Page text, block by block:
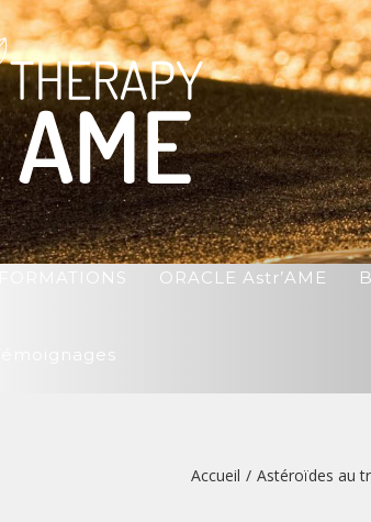
FORMATIONS ORACLE Astr’AME
Témoignages
Accueil / Astéroïdes au